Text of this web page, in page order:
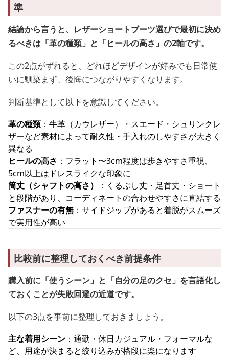
準
結論から言うと、レザーショートブーツ選びで最初に決め
るべきは「革の種類」と「ヒールの高さ」の2軸です。
この2点がずれると、どれほどデザインが好みでも日常使
いに馴染まず、後悔につながりやすくなります。
判断基準として以下を意識してください。
革の種類：牛革（カウレザー）・スエード・シュリンクレ
ザーなど素材によって耐久性・手入れのしやすさが大きく
異なる
ヒールの高さ ：フラット〜3cm程度は歩きやすさ重視、
5cm以上はドレスライクな印象に
筒丈（シャフトの高さ）
：くるぶし丈・足首丈・ショート
と段階があり、コーディネートの合わせやすさに直結する
ファスナーの有無 ：サイドジップがあると着脱がスムーズ
で実用性が高い
比較前に整理しておくべき前提条件
購入前に「使うシーン」と「自分の足のクセ」を言語化し
ておくことが失敗回避の近道です。
以下の3点を事前に整理しておきましょう。
主な着用シーン ：通勤・休日カジュアル・フォーマルな
ど、用途が決まると絞り込みが格段に楽になります